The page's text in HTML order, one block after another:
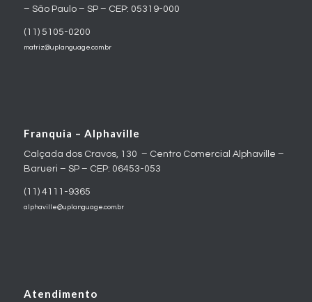
– São Paulo – SP – CEP: 05319-000
(11) 5105-0200
matriz@uplanguage.com.br
Franquia – Alphaville
Calçada dos Cravos, 130 – Centro Comercial Alphaville –
Barueri – SP – CEP: 06453-053
(11) 4111-9365
alphaville@uplanguage.com.br
Atendimento